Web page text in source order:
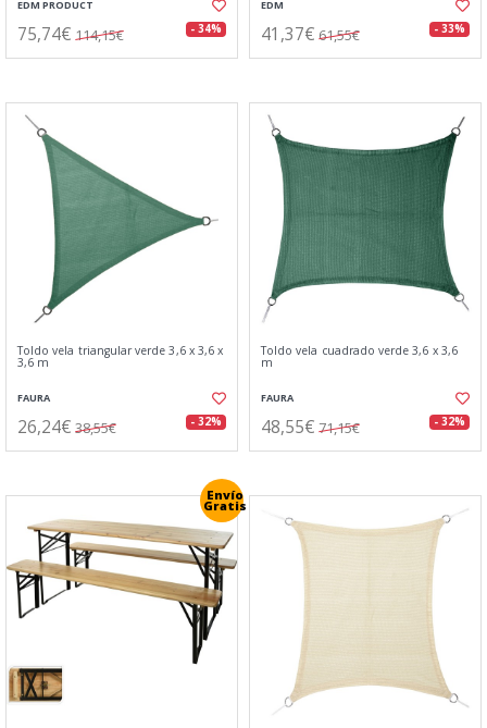
EDM PRODUCT
75,74€ 114,15€ - 34%
EDM
41,37€ 61,55€ - 33%
Toldo vela triangular verde 3,6 x 3,6 x
3,6 m
FAURA
26,24€ 38,55€ - 32%
Toldo vela cuadrado verde 3,6 x 3,6
m
FAURA
48,55€ 71,15€ - 32%
Envío
Gratis